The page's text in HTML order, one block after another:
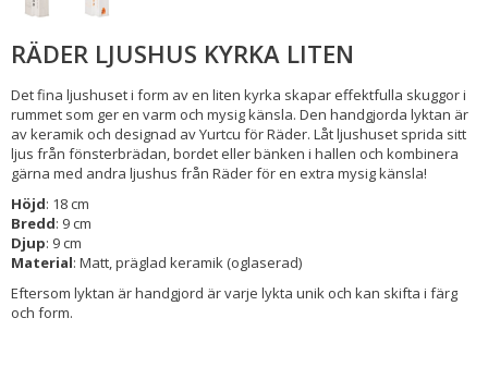
RÄDER LJUSHUS KYRKA LITEN
Det fina ljushuset i form av en liten kyrka skapar effektfulla skuggor i
rummet som ger en varm och mysig känsla. Den handgjorda lyktan är
av keramik och designad av Yurtcu för Räder. Låt ljushuset sprida sitt
ljus från fönsterbrädan, bordet eller bänken i hallen och kombinera
gärna med andra ljushus från Räder för en extra mysig känsla!
Höjd: 18 cm
Bredd: 9 cm
Djup: 9 cm
Material: Matt, präglad keramik (oglaserad)
Eftersom lyktan är handgjord är varje lykta unik och kan skifta i färg
och form.